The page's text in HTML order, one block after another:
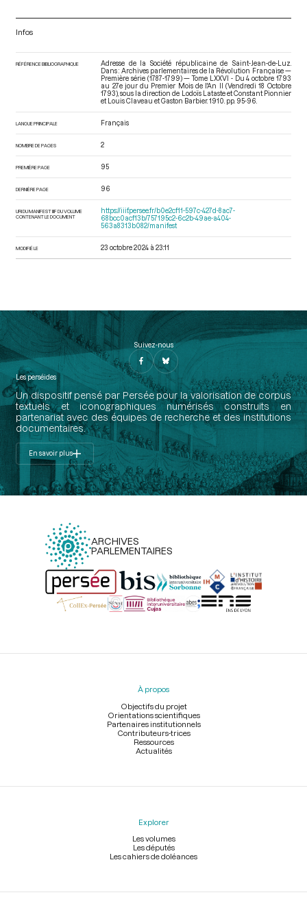
Infos
RÉFÉRENCE BIBLIOGRAPHIQUE
Adresse de la Société républicaine de Saint-Jean-de-Luz.
Dans : Archives parlementaires de la Révolution Française —
Première série (1787-1799) — Tome LXXVI - Du 4 octobre 1793
au 27e jour du Premier Mois de l'An II (Vendredi 18 Octobre
1793) , sous la direction de Lodoïs Lataste et Constant Pionnier
et Louis Claveau et Gaston Barbier. 1910. pp. 95-96.
LANGUE PRINCIPALE Français
NOMBRE DE PAGES 2
PREMIÈRE PAGE 95
DERNIÈRE PAGE 96
URI DU MANIFEST IIIF DU VOLUME
CONTENANT LE DOCUMENT
https://iiif.persee.fr/b0e2cf11-597c-427d-8ac7-
68bcc0acf13b/757195c2-6c2b-49ae-a404-
563a8313b082/manifest
MODIFIÉ LE 23 octobre 2024 à 23:11
Suivez-nous
Les perséides
Un dispositif pensé par Persée pour la valorisation de corpus
textuels et iconographiques numérisés construits en
partenariat avec des équipes de recherche et des institutions
documentaires.
En savoir plus
ARCHIVES
PARLEMENTAIRES
Menu
À propos
Objectifs du projet
Orientations scientifiques
Partenaires institutionnels
Contributeurs-trices
Ressources
Actualités
Explorer
Les volumes
Les députés
Les cahiers de doléances